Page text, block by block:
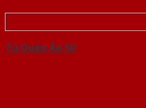
Tủ Quần Áo 50